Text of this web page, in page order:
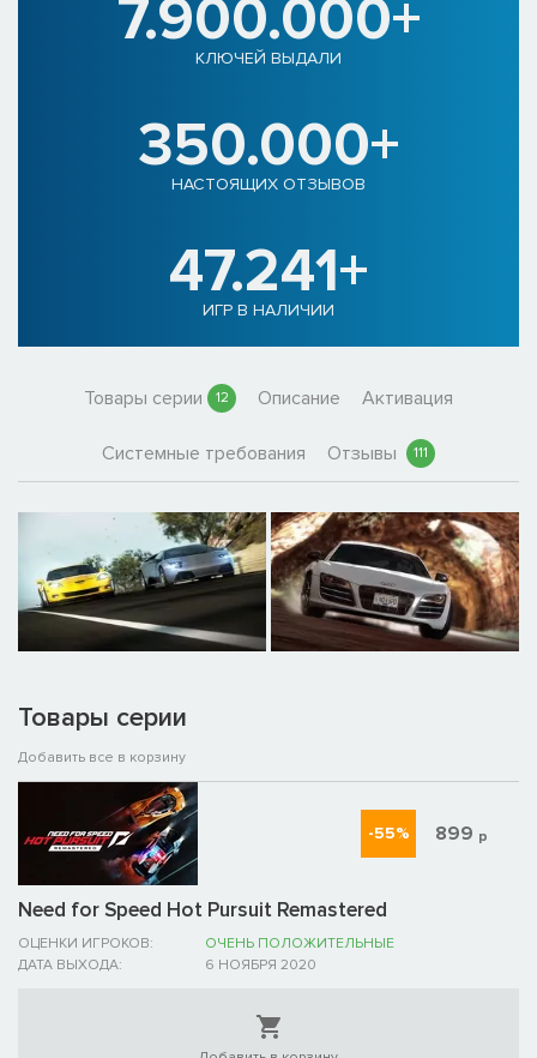
7.900.000+
КЛЮЧЕЙ ВЫДАЛИ
350.000+
НАСТОЯЩИХ ОТЗЫВОВ
47.241+
ИГР В НАЛИЧИИ
Товары серии 12 Описание Активация
Системные требования Отзывы 111
Товары серии
Добавить все в корзину
Need for Speed Hot Pursuit Remastered
ОЦЕНКИ ИГРОКОВ:
ОЧЕНЬ ПОЛОЖИТЕЛЬНЫЕ
ДАТА ВЫХОДА:
6 НОЯБРЯ 2020
-55% 899 р